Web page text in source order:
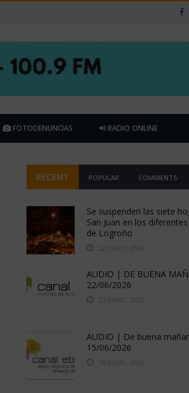
FOTODENUNCIAS RADIO ONLINE
RECENT POPULAR COMMENTS
Se suspenden las siete
San Juan en los
de Logroño
22 JUNIO, 2026
AUDIO | DE BUENA
22/06/2026
22 JUNIO, 2026
AUDIO | De buena
15/06/2026
16 JUNIO, 2026